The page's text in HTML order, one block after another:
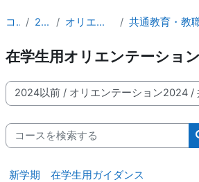
コース 2024以前 オリエンテーション2024
在学生用オリエンテーショ
コースカテゴリ
コースを検索する
新学期 在学生用ガイダンス